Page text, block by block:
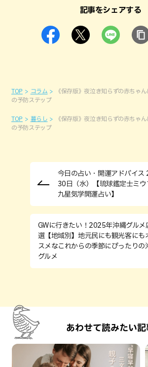
記事をシェアする
TOP コラム
《保存版》夜泣き知らずの赤ちゃ
の予防ステップ
TOP 暮らし
《保存版》夜泣き知らずの赤ちゃ
の予防ステップ
今日の占い・開運アドバイス
30日（水）【琉球鑑定士ミウ
九星気学開運占い】
GWに行きたい！2025年沖縄グルメ
選【地域別】地元民にも観光客にも
スメなこれからの季節にぴったりの
グルメ
あわせて読みたい記